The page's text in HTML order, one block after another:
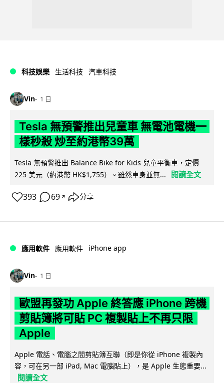
科技娛樂 生活科技 汽車科技
Vin 1 日
Tesla 無預警推出兒童車 無電池電機一
樣秒殺 炒至約港幣39萬
Tesla 無預警推出 Balance Bike for Kids 兒童平衡車，定價
225 美元（約港幣 HK$1,755）。雖然車身並無...
閱讀全文
393 69 ↗ 分享
應用軟件 應用軟件 iPhone app
Vin 1 日
歐盟再發功 Apple 終答應 iPhone 跨機
剪貼簿將可貼 PC 複製貼上不再只限
Apple
Apple 電話、電腦之間剪貼簿互聯（即是你從 iPhone 複製內
容，可在另一部 iPad, Mac 電腦貼上），是 Apple 生態重要...
閱讀全文